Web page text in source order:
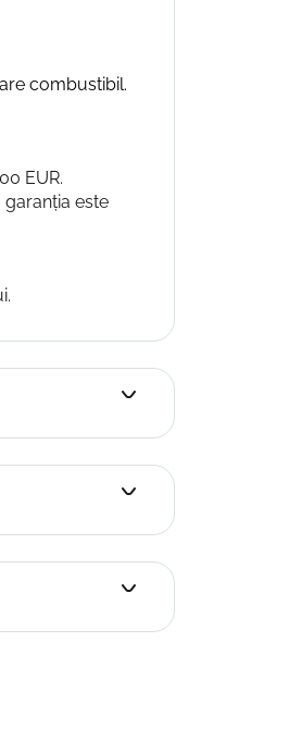
combustibil.
EUR.
este